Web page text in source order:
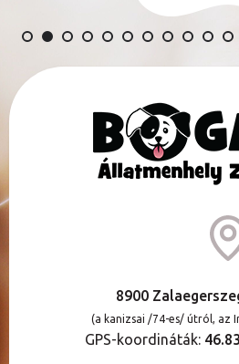
TÁMOGATÓINK
8900
(a kanizsai /74-es/ útról, az
GPS-koordináták: